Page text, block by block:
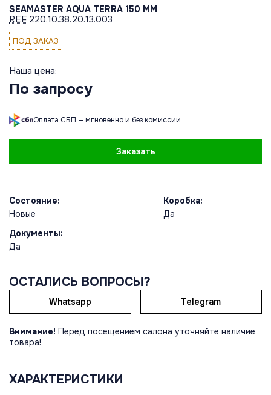
SEAMASTER AQUA TERRA 150 MM
REF 220.10.38.20.13.003
ПОД ЗАКАЗ
Наша цена:
По запросу
Оплата СБП — мгновенно и без комиссии
Заказать
Состояние:
Новые
Коробка:
Да
Документы:
Да
ОСТАЛИСЬ ВОПРОСЫ?
Whatsapp Telegram
Внимание! Перед посещением салона уточняйте наличие
товара!
ХАРАКТЕРИСТИКИ